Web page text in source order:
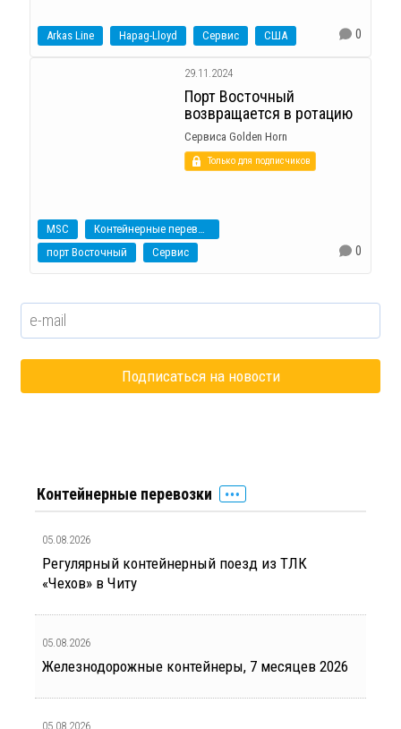
Arkas Line Hapag-Lloyd Сервис США 0
29.11.2024
Порт Восточный
возвращается в ротацию
Сервиса Golden Horn
Только для подписчиков
MSC
Контейнерные перевозки
порт Восточный
Сервис 0
Контейнерные перевозки
05.08.2026
Регулярный контейнерный поезд из ТЛК
«Чехов» в Читу
05.08.2026
Железнодорожные контейнеры, 7 месяцев 2026
05.08.2026